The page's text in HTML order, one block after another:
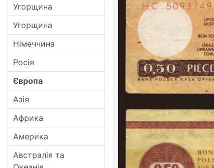
Угорщина
Угорщина
Німеччина
Росія
Європа
Азія
Африка
Америка
Австралія та